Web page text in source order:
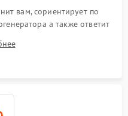
вам, сориентирует по
а также ответит